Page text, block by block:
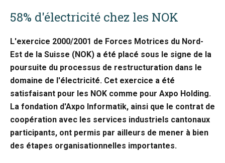
58% d'électricité chez les NOK
L'exercice 2000/2001 de Forces Motrices du Nord-
Est de la Suisse (NOK) a été placé sous le signe de la
poursuite du processus de restructuration dans le
domaine de l'électricité. Cet exercice a été
satisfaisant pour les NOK comme pour Axpo Holding.
La fondation d'Axpo Informatik, ainsi que le contrat de
coopération avec les services industriels cantonaux
participants, ont permis par ailleurs de mener à bien
des étapes organisationnelles importantes.